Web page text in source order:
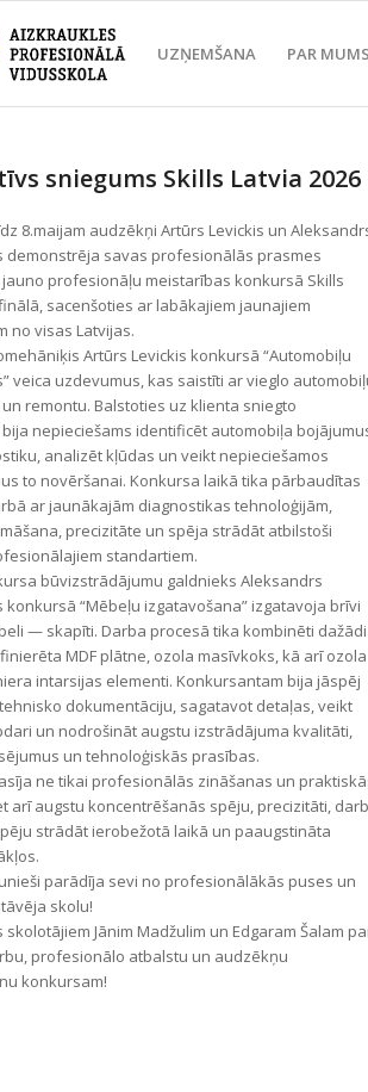
UZŅEMŠANA PAR MUMS
sniegums Skills Latvia 2026
8.maijam audzēkņi Artūrs Levickis un
demonstrēja savas profesionālās prasmes
profesionāļu meistarības konkursā Skills
sacenšoties ar labākajiem jaunajiem
no visas Latvijas.
Artūrs Levickis konkursā “Automobiļu
veica uzdevumus, kas saistīti ar vieglo
remontu. Balstoties uz klienta sniegto
nepieciešams identificēt automobiļa
analizēt kļūdas un veikt nepieciešamos
to novēršanai. Konkursa laikā tika pārbaudītas
ar jaunākajām diagnostikas tehnoloģijām,
precizitāte un spēja strādāt atbilstoši
standartiem.
būvizstrādājumu galdnieks Aleksandrs
konkursā “Mēbeļu izgatavošana” izgatavoja brīvi
— skapīti. Darba procesā tika kombinēti dažādi
MDF plātne, ozola masīvkoks, kā arī ozola
intarsijas elementi. Konkursantam bija jāspēj
dokumentāciju, sagatavot detaļas, veikt
un nodrošināt augstu izstrādājuma kvalitāti,
un tehnoloģiskās prasības.
ne tikai profesionālās zināšanas un
arī augstu koncentrēšanās spēju, precizitāti,
strādāt ierobežotā laikā un paaugstināta
parādīja sevi no profesionālākās puses un
skolu!
skolotājiem Jānim Madžulim un Edgaram Šalam
profesionālo atbalstu un audzēkņu
konkursam!